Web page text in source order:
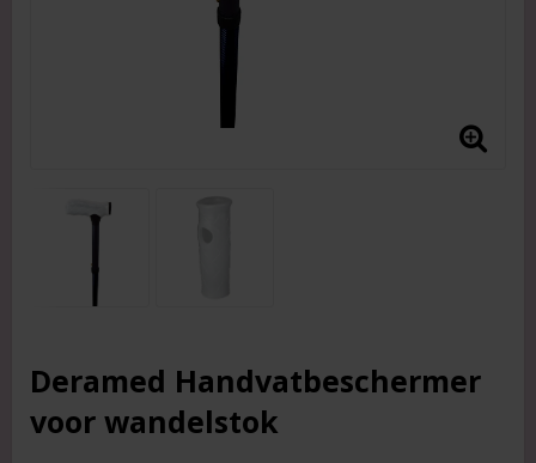
Deramed Handvatbeschermer
voor wandelstok